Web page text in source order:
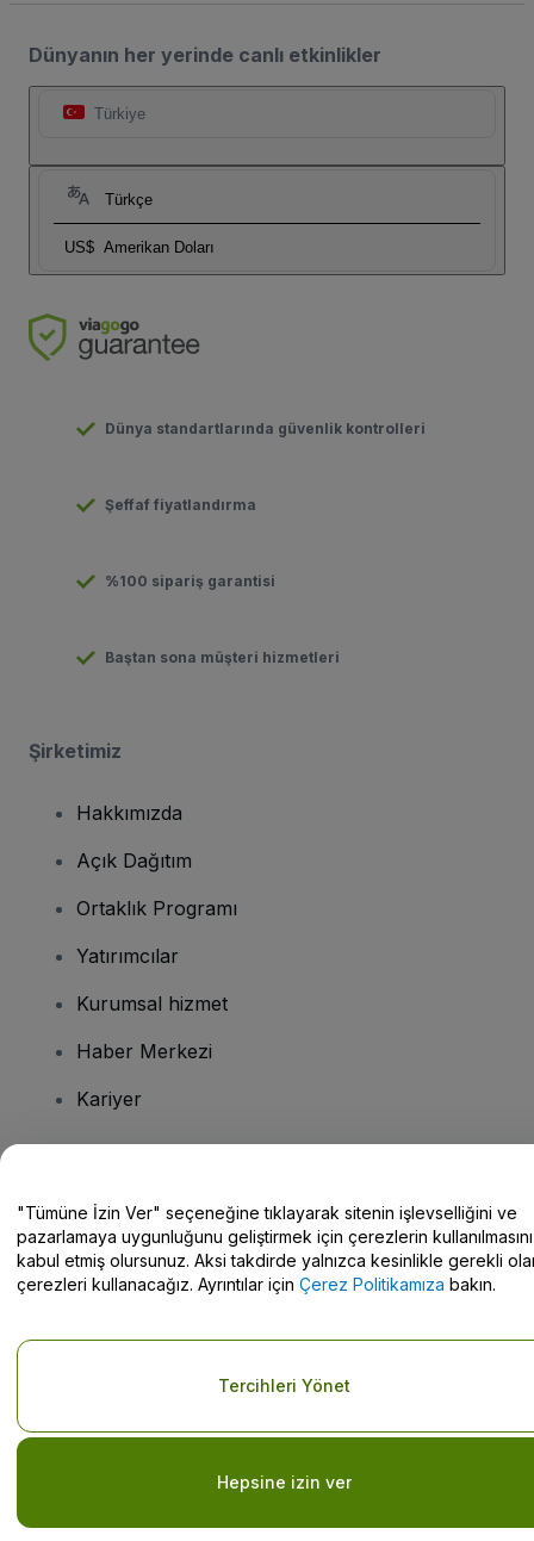
Dünyanın her yerinde canlı etkinlikler
Türkiye
Türkçe
US$ Amerikan Doları
Dünya standartlarında güvenlik kontrolleri
Şeffaf fiyatlandırma
%100 sipariş garantisi
Baştan sona müşteri hizmetleri
Şirketimiz
Hakkımızda
Açık Dağıtım
Ortaklık Programı
Yatırımcılar
Kurumsal hizmet
Haber Merkezi
Kariyer
Yardım Merkezi / Bize Ulaşın
Telif hakkı © viagogo GmbH 2026 Şirket Bilgileri
Gizlilik Politikası
"Tümüne İzin Ver" seçeneğine tıklayarak sitenin işlevselliğini ve
pazarlamaya uygunluğunu geliştirmek için çerezlerin kullanılmasını
kabul etmiş olursunuz. Aksi takdirde yalnızca kesinlikle gerekli
çerezleri kullanacağız. Ayrıntılar için Çerez Politikamıza bakın.
Hepsine izin ver
Tercihleri Yönet